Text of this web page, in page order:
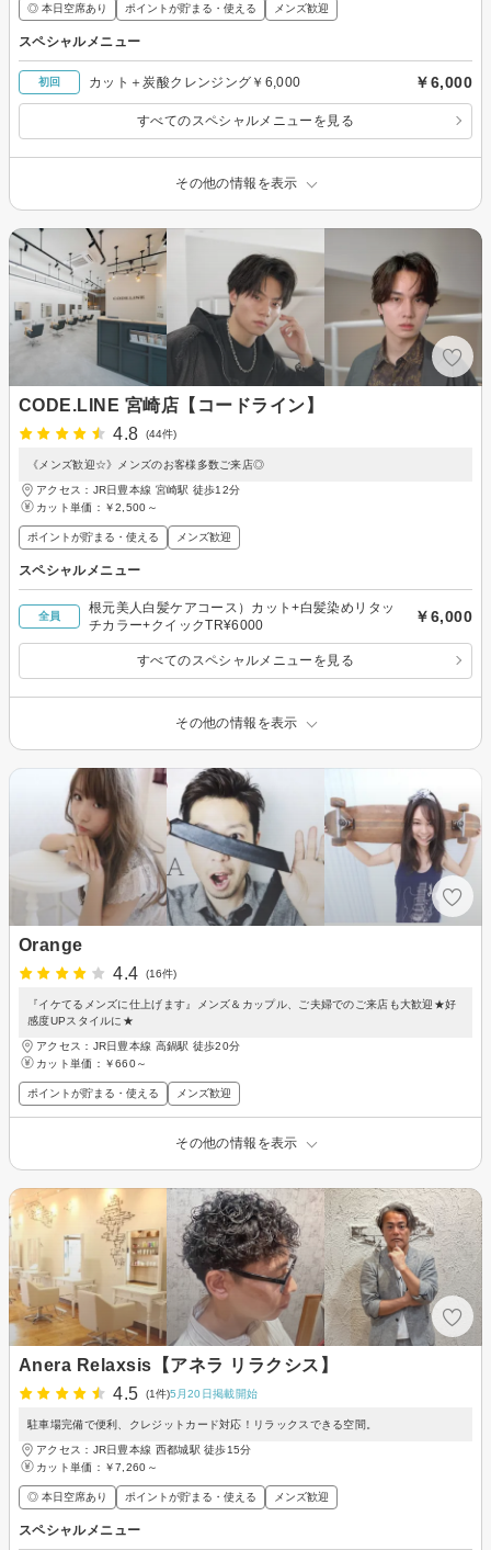
◎ 本日空席あり ポイントが貯まる・使える メンズ歓迎
スペシャルメニュー
初回 カット＋炭酸クレンジング￥6,000 ￥6,000
すべてのスペシャルメニューを見る
その他の情報を表示
CODE.LINE 宮崎店【コードライン】
4.8
(44件)
《メンズ歓迎☆》メンズのお客様多数ご来店◎
アクセス：JR日豊本線 宮崎駅 徒歩12分
カット単価： ￥2,500～
ポイントが貯まる・使える メンズ歓迎
スペシャルメニュー
全員
根元美人白髪ケアコース）カット+白髪染めリタッ
チカラー+クイックTR¥6000
￥6,000
すべてのスペシャルメニューを見る
その他の情報を表示
Orange
4.4
(16件)
『イケてるメンズに仕上げます』メンズ＆カップル、ご夫婦でのご来店も大歓迎★好
感度UPスタイルに★
アクセス：JR日豊本線 高鍋駅 徒歩20分
カット単価： ￥660～
ポイントが貯まる・使える メンズ歓迎
その他の情報を表示
Anera Relaxsis【アネラ リラクシス】
4.5
(1件)5月20日掲載開始
駐車場完備で便利、クレジットカード対応！リラックスできる空間。
アクセス：JR日豊本線 西都城駅 徒歩15分
カット単価： ￥7,260～
◎ 本日空席あり ポイントが貯まる・使える メンズ歓迎
スペシャルメニュー